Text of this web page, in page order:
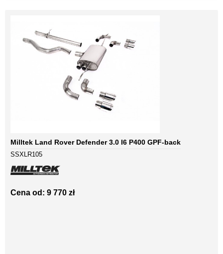
Milltek Land Rover Defender 3.0 I6 P400 GPF-back
SSXLR105
Cena od: 9 770 zł